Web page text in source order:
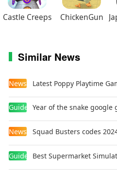
Castle Creeps ChickenGun
Similar News
News Latest Poppy Playtime
Guides Year of the snake google
News Squad Busters codes
Guides